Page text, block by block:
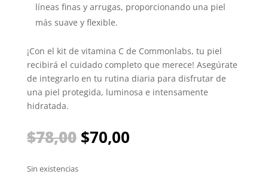
líneas finas y arrugas, proporcionando una piel
más suave y flexible.
¡Con el kit de vitamina C de Commonlabs, tu piel
recibirá el cuidado completo que merece! Asegúrate
de integrarlo en tu rutina diaria para disfrutar de
una piel protegida, luminosa e intensamente
hidratada.
$78,00 El
precio
$70,00El
Sin existencias